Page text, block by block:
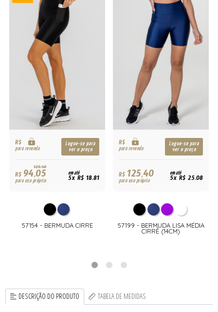
R$
para revenda
Logue-se para
ver o preço
125,40
R$94,05
para uso próprio
em até
5x R$ 18,81
57154 - BERMUDA CIRRE
R$
para revenda
Logue-se para
ver o preço
R$125,40
para uso próprio
em até
5x R$ 25,08
57199 - BERMUDA LISA MÉDIA
CIRRÊ (14CM)
DESCRIÇÃO DO PRODUTO TABELA DE MEDIDAS